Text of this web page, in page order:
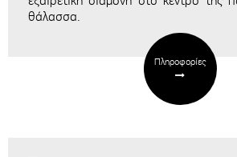
θάλασσα.
Πληροφορίες